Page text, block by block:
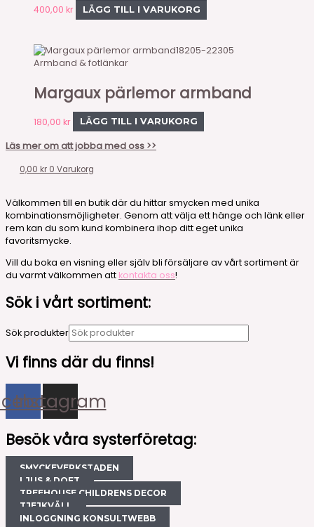
400,00 kr LÄGG TILL I VARUKORG
18205-22305
Armband & fotlänkar
Margaux pärlemor armband
180,00 kr LÄGG TILL I VARUKORG
Läs mer om att jobba med oss >>
0,00 kr 0 Varukorg
Välkommen till en butik där du hittar smycken med unika
kombinationsmöjligheter. Genom att välja ett hänge och länk eller
rem kan du som kund kombinera ihop ditt eget unika
favoritsmycke.
Vill du boka en visning eller själv bli försäljare av vårt sortiment är
du varmt välkommen att kontakta oss!
Sök i vårt sortiment:
Sök produkter
Vi finns där du finns!
Instagram
Besök våra systerföretag:
SMYCKEVERKSTADEN
LJUS & DOFT
TREEHOUSE CHILDRENS DECOR
TJEJKVÄLL
INLOGGNING KONSULTWEBB